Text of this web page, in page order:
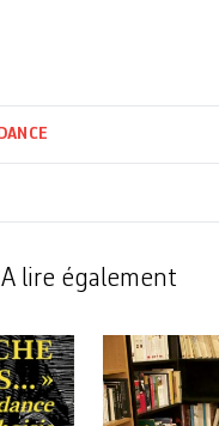
A lire également